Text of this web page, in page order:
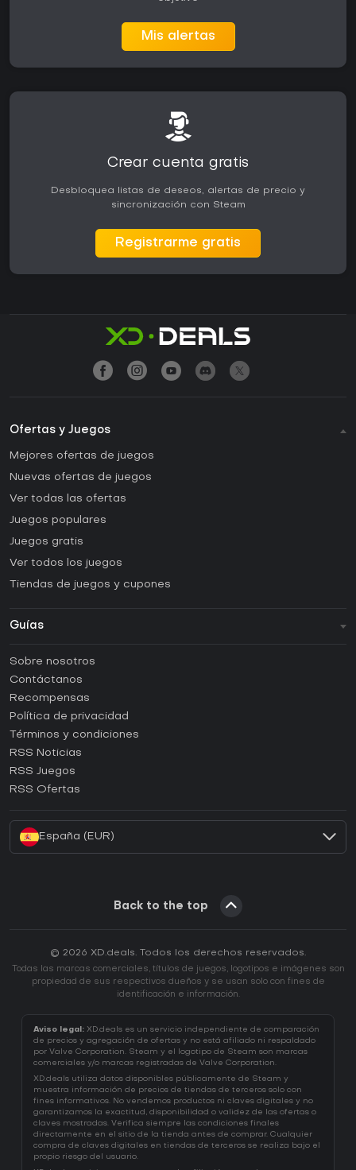
Mis alertas
Crear cuenta gratis
Desbloquea listas de deseos, alertas de precio y
sincronización con Steam
Registrarme gratis
Ofertas y Juegos
Mejores ofertas de juegos
Nuevas ofertas de juegos
Ver todas las ofertas
Juegos populares
Juegos gratis
Ver todos los juegos
Tiendas de juegos y cupones
Guías
Guías y tutoriales
¿Cómo activar una CD Key de Steam?
¿Cómo activar una CD Key de Epic Games?
¿Cómo activar una CD Key de GOG?
¿Cómo activar una CD Key de Ubisoft Connect?
Sobre nosotros
Contáctanos
Recompensas
Política de privacidad
Términos y condiciones
RSS Noticias
RSS Juegos
RSS Ofertas
España (EUR)
Back to the top
© 2026 XD.deals. Todos los derechos reservados.
Todas las marcas comerciales, títulos de juegos, logotipos e imágenes son
propiedad de sus respectivos dueños y se usan solo con fines de
identificación e información.
Aviso legal: XD.deals es un servicio independiente de comparación
de precios y agregación de ofertas y no está afiliado ni respaldado
por Valve Corporation. Steam y el logotipo de Steam son marcas
comerciales y/o marcas registradas de Valve Corporation.
XD.deals utiliza datos disponibles públicamente de Steam y
muestra información de precios de tiendas de terceros solo con
fines informativos. No vendemos productos ni claves digitales y no
garantizamos la exactitud, disponibilidad o validez de las ofertas o
claves mostradas. Verifica siempre las condiciones finales
directamente en el sitio de la tienda antes de comprar. Cualquier
compra de claves digitales en tiendas de terceros se realiza bajo el
propio riesgo del usuario.